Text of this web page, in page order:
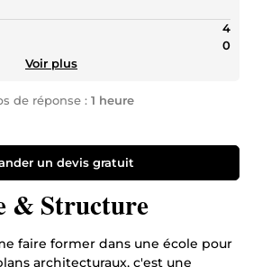
4
0
Voir plus
de réponse : 1 heure
un devis gratuit
& Structure
faire former dans une école pour
architecturaux, c'est une